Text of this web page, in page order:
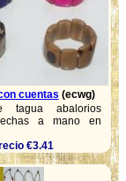
cuentas (ecwg)
tagua abalorios
a mano en
€3.41